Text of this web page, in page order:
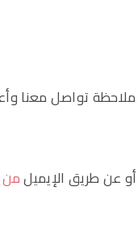
ملاحظة تواصل
عن طريق الإيميلمن